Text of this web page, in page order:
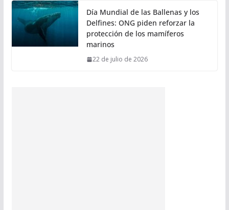
Día Mundial de las Ballenas y los
Delfines: ONG piden reforzar la
protección de los mamíferos
marinos
22 de julio de 2026